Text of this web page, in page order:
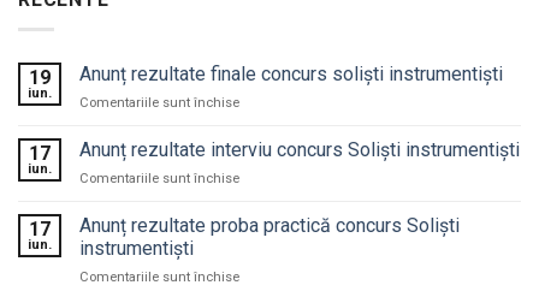
19
iun.
Anunț rezultate finale concurs soliști instrumentiști
Comentariile sunt închisepentru
rezultate
concurs
instrumentiști
17
iun.
Anunț rezultate interviu concurs Soliști instrumentiști
Comentariile sunt închisepentru
rezultate
interviu
Soliști
17
iun.
Anunț rezultate proba practică concurs Soliști
instrumentiști
Comentariile sunt închisepentru